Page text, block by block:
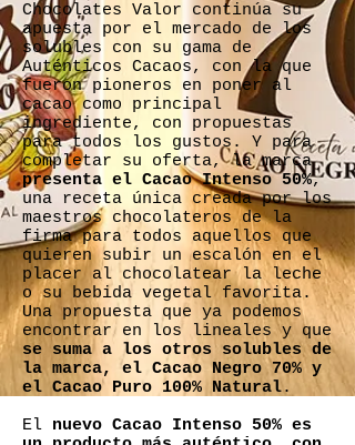
Chocolates Valor continúa su
apuesta por el mercado de los
solubles con su gama de
Auténticos Cacaos, con la que
fueron pioneros en poner al
cacao como principal
ingrediente, con propuestas
para todos los gustos. Y para
completar su oferta, la marca
presenta el Cacao Intenso 50%,
una receta única creada por los
maestros chocolateros de la
firma para todos aquellos que
quieren subir un escalón en el
placer al chocolatear la leche
o su bebida vegetal favorita.
Una propuesta que ya podemos
encontrar en los lineales y que
se suma a los otros solubles de
la marca, el Cacao Negro 70% y
el Cacao Puro 100% Natural.
El nuevo Cacao Intenso 50% es